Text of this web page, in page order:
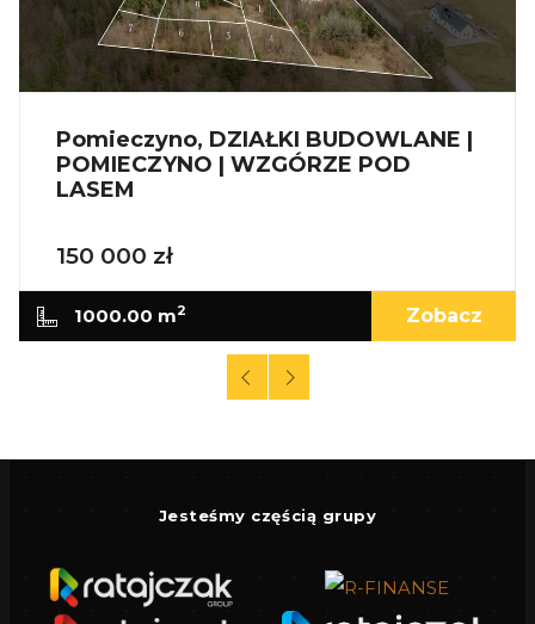
Pomieczyno, DZIAŁKI BUDOWLANE |
POMIECZYNO | WZGÓRZE POD
LASEM
150 000 zł
1000.00 m2 Zobacz
Jesteśmy częścią grupy